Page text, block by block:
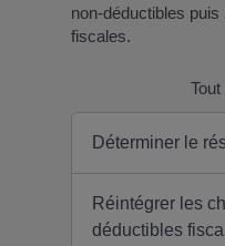
non-déductibles
fiscales.
Déterminer le
Réintégrer les
déductibles